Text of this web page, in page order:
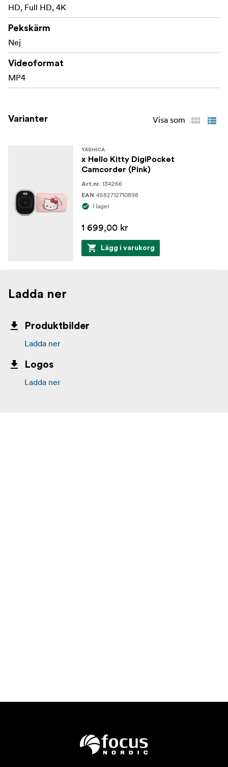
HD, Full HD, 4K
Pekskärm
Nej
Videoformat
MP4
Varianter Visa som
YASHICA
x Hello Kitty DigiPocket
Camcorder (Pink)
Art.nr. 134266
EAN 4582712710898
I lager
1 699,00 kr
Lägg i varukorg
Ladda ner
Produktbilder
Ladda ner
Logos
Ladda ner